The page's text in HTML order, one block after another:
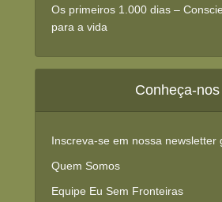
Os primeiros 1.000 dias –
para a vida
Conheça-nos
Inscreva-se em nossa newsletter
Quem Somos
Equipe Eu Sem Fronteiras